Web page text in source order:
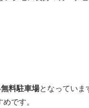
無料駐車場となっていま
です。